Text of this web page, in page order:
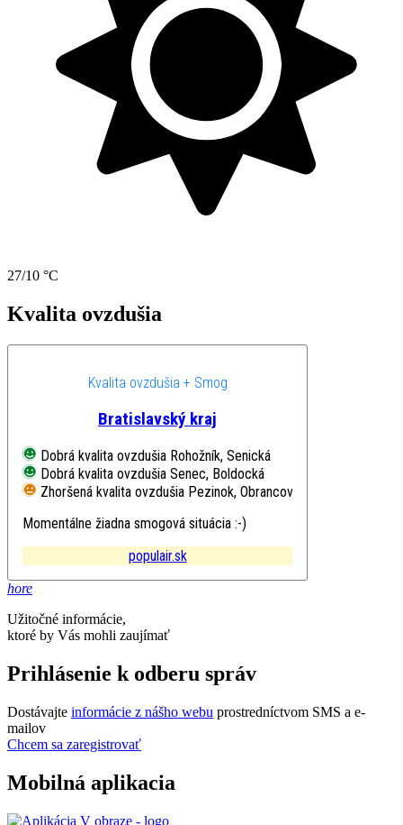
27/10 °C
Kvalita ovzdušia
Kvalita ovzdušia + Smog
Bratislavský kraj
Dobrá kvalita ovzdušia Rohožník, Senická
Dobrá kvalita ovzdušia Senec, Boldocká
Zhoršená kvalita ovzdušia Pezinok, Obrancov mieru
Momentálne žiadna smogová situácia :-)
populair.sk
hore
Užitočné informácie,
ktoré by Vás mohli zaujímať
Prihlásenie k odberu správ
Dostávajte informácie z nášho webu prostredníctvom SMS a e-
mailov
Chcem sa zaregistrovať
Mobilná aplikacia